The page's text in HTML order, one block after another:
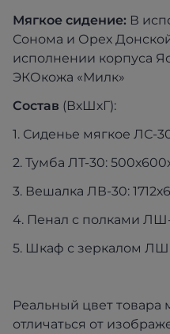
Мягкое сидение: В
Сонома и Орех
исполнении корпуса
ЭКОкожа «Милк»
Состав (ВхШхГ):
1. Сиденье мягкое ЛС-
2. Тумба ЛТ-30:
3. Вешалка ЛВ-30:
4. Пенал с полками ЛШ-
5. Шкаф с зеркалом
Реальный цвет товара
отличаться от